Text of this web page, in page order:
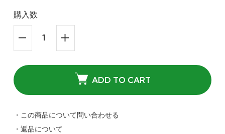
購入数
ADD TO CART
・この商品について問い合わせる
・返品について